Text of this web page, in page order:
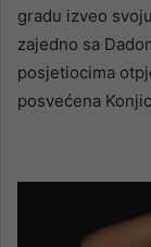
gradu izveo
zajedno sa
posjetiocima
posvećena